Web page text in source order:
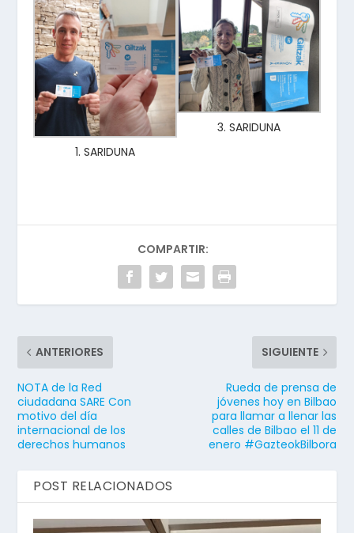
1. SARIDUNA
3. SARIDUNA
COMPARTIR:
ANTERIORES
NOTA de la Red
ciudadana SARE Con
motivo del día
internacional de los
derechos humanos
SIGUIENTE
Rueda de prensa de
jóvenes hoy en Bilbao
para llamar a llenar las
calles de Bilbao el 11 de
enero #GazteokBilbora
POST RELACIONADOS